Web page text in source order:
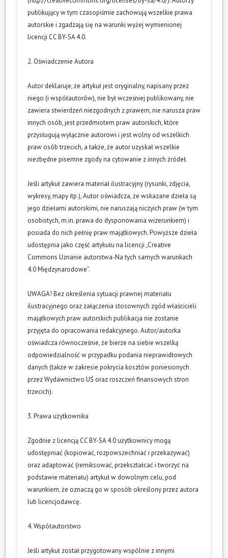
publikujący w tym czasopiśmie zachowują wszelkie prawa
autorskie i zgadzają się na warunki wyżej wymienionej
licencji CC BY-SA 4.0.
2. Oświadczenie Autora
Autor deklaruje, że artykuł jest oryginalny, napisany przez
niego (i współautorów), nie był wcześniej publikowany, nie
zawiera stwierdzeń niezgodnych z prawem, nie narusza praw
innych osób, jest przedmiotem praw autorskich, które
przysługują wyłącznie autorowi i jest wolny od wszelkich
praw osób trzecich, a także, że autor uzyskał wszelkie
niezbędne pisemne zgody na cytowanie z innych źródeł.
Jeśli artykuł zawiera materiał ilustracyjny (rysunki, zdjęcia,
wykresy, mapy itp.), Autor oświadcza, że wskazane dzieła są
jego dziełami autorskimi, nie naruszają niczyich praw (w tym
osobistych, m.in. prawa do dysponowania wizerunkiem) i
posiada do nich pełnię praw majątkowych. Powyższe dzieła
udostępnia jako część artykułu na licencji „Creative
Commons Uznanie autorstwa-Na tych samych warunkach
4.0 Międzynarodowe”.
UWAGA! Bez określenia sytuacji prawnej materiału
ilustracyjnego oraz załączenia stosownych zgód właścicieli
majątkowych praw autorskich publikacja nie zostanie
przyjęta do opracowania redakcyjnego. Autor/autorka
oświadcza równocześnie, że bierze na siebie wszelką
odpowiedzialność w przypadku podania nieprawidłowych
danych (także w zakresie pokrycia kosztów poniesionych
przez Wydawnictwo UŚ oraz roszczeń finansowych stron
trzecich).
3. Prawa użytkownika
Zgodnie z licencją CC BY-SA 4.0 użytkownicy mogą
udostępniać (kopiować, rozpowszechniać i przekazywać)
oraz adaptować (remiksować, przekształcać i tworzyć na
podstawie materiału) artykuł w dowolnym celu, pod
warunkiem, że oznaczą go w sposób określony przez autora
lub licencjodawcę.
4. Współautorstwo
Jeśli artykuł został przygotowany wspólnie z innymi